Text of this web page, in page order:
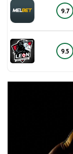
9.7
9.5